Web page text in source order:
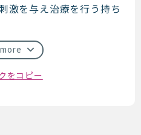
激を与え治療を行う持ち
をコピー